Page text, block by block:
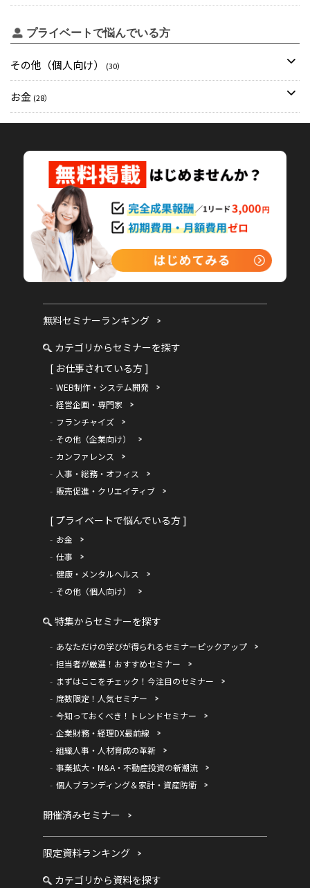
プライベートで悩んでいる方
その他（個人向け） (30）
お金 (28）
無料セミナーランキング
カテゴリからセミナーを探す
[ お仕事されている方 ]
WEB制作・システム開発
経営企画・専門家
フランチャイズ
その他（企業向け）
カンファレンス
人事・総務・オフィス
販売促進・クリエイティブ
[ プライベートで悩んでいる方 ]
お金
仕事
健康・メンタルヘルス
その他（個人向け）
特集からセミナーを探す
あなただけの学びが得られるセミナーピックアップ
担当者が厳選！おすすめセミナー
まずはここをチェック！今注目のセミナー
席数限定！人気セミナー
今知っておくべき！トレンドセミナー
企業財務・経理DX最前線
組織人事・人材育成の革新
事業拡大・M&A・不動産投資の新潮流
個人ブランディング＆家計・資産防衛
開催済みセミナー
限定資料ランキング
カテゴリから資料を探す